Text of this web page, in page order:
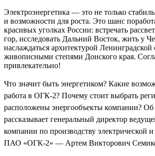
Электроэнергетика — это не только
и возможности для роста. Это шанс
красивых уголках России: встречать
гор, исследовать Дальний Восток, жить у
наслаждаться архитектурой Ленинградской
живописными степями Донского края.
привлекательно!
Что значит быть энергетиком? Какие
работа в ОГК-2? Почему стоит выбрать
расположены энергообъекты компании? Об
рассказывает генеральный директор
компании по производству электрической
ПАО «ОГК-2» — Артем Викторович